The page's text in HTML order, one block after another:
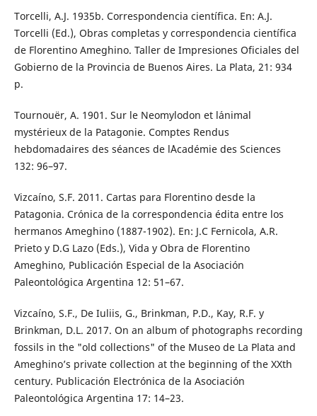
Torcelli, A.J. 1935b. Correspondencia científica. En: A.J.
Torcelli (Ed.), Obras completas y correspondencia científica
de Florentino Ameghino. Taller de Impresiones Oficiales del
Gobierno de la Provincia de Buenos Aires. La Plata, 21: 934
p.
Tournouër, A. 1901. Sur le Neomylodon et l´animal
mystérieux de la Patagonie. Comptes Rendus
hebdomadaires des séances de l´Académie des Sciences
132: 96–97.
Vizcaíno, S.F. 2011. Cartas para Florentino desde la
Patagonia. Crónica de la correspondencia édita entre los
hermanos Ameghino (1887-1902). En: J.C Fernicola, A.R.
Prieto y D.G Lazo (Eds.), Vida y Obra de Florentino
Ameghino, Publicación Especial de la Asociación
Paleontológica Argentina 12: 51–67.
Vizcaíno, S.F., De Iuliis, G., Brinkman, P.D., Kay, R.F. y
Brinkman, D.L. 2017. On an album of photographs recording
fossils in the "old collections" of the Museo de La Plata and
Ameghino’s private collection at the beginning of the XXth
century. Publicación Electrónica de la Asociación
Paleontológica Argentina 17: 14–23.